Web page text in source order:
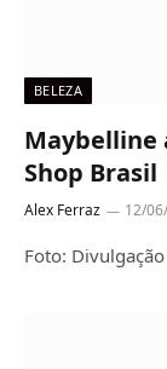
BELEZA
Maybelline
Shop Brasil
Alex Ferraz 12/
Foto: Divulgação